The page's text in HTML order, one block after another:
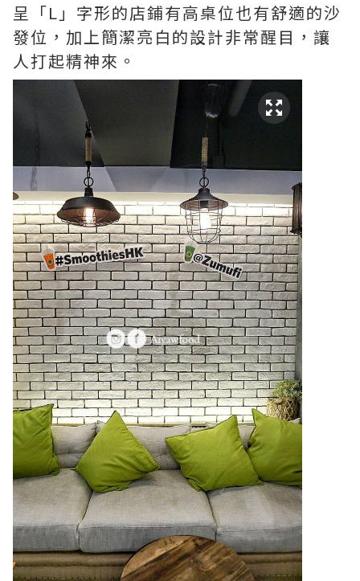
呈「L」字形的店鋪有高桌位也有舒適的沙
發位，加上簡潔亮白的設計非常醒目，讓
人打起精神來。